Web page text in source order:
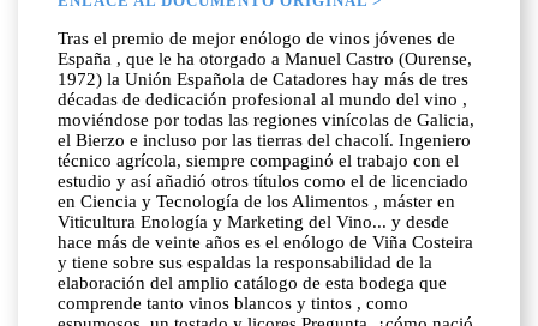
Tras el premio de mejor enólogo de vinos jóvenes de
España , que le ha otorgado a Manuel Castro (Ourense,
1972) la Unión Española de Catadores hay más de tres
décadas de dedicación profesional al mundo del vino ,
moviéndose por todas las regiones vinícolas de Galicia,
el Bierzo e incluso por las tierras del chacolí. Ingeniero
técnico agrícola, siempre compaginó el trabajo con el
estudio y así añadió otros títulos como el de licenciado
en Ciencia y Tecnología de los Alimentos , máster en
Viticultura Enología y Marketing del Vino... y desde
hace más de veinte años es el enólogo de Viña Costeira
y tiene sobre sus espaldas la responsabilidad de la
elaboración del amplio catálogo de esta bodega que
comprende tanto vinos blancos y tintos , como